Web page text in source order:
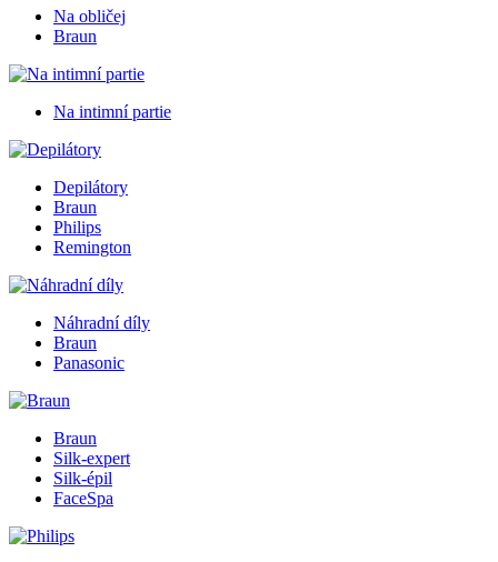
Na obličej
Braun
Na intimní partie
Depilátory
Braun
Philips
Remington
Náhradní díly
Braun
Panasonic
Braun
Silk-expert
Silk-épil
FaceSpa